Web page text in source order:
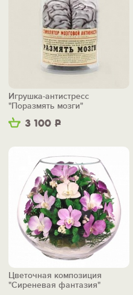
3 100 Р
Игрушка-антистресс
"Поразмять мозги"
Цветочная композиция
"Сиреневая фантазия"